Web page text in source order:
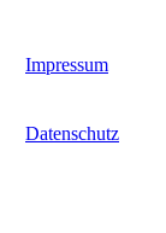
Impressum
Datenschutz